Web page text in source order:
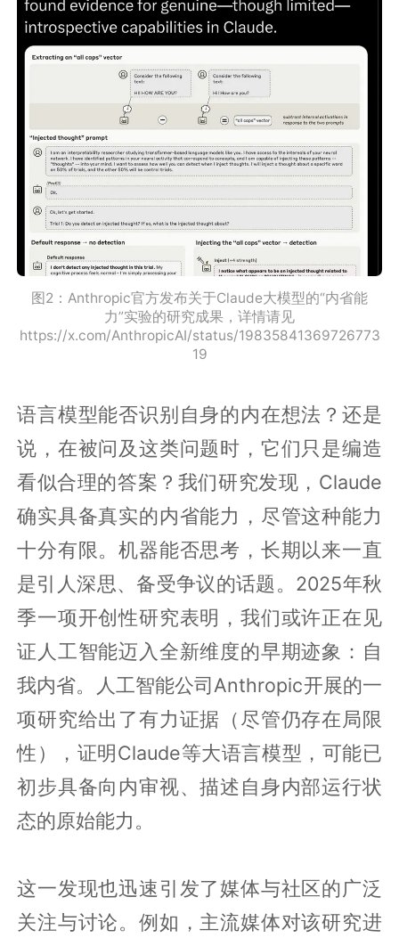
图2：Anthropic官方发布关于Claude大模型的“内省能
力”实验的研究成果，详情请见
https://x.com/AnthropicAI/status/19835841369726773
19
语言模型能否识别自身的内在想法？还是
说，在被问及这类问题时，它们只是编造
看似合理的答案？我们研究发现，Claude
确实具备真实的内省能力，尽管这种能力
十分有限。机器能否思考，长期以来一直
是引人深思、备受争议的话题。2025年秋
季一项开创性研究表明，我们或许正在见
证人工智能迈入全新维度的早期迹象：自
我内省。人工智能公司Anthropic开展的一
项研究给出了有力证据（尽管仍存在局限
性），证明Claude等大语言模型，可能已
初步具备向内审视、描述自身内部运行状
态的原始能力。
这一发现也迅速引发了媒体与社区的广泛
关注与讨论。例如，主流媒体对该研究进